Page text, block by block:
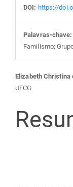
DOI: https://
Palavras-chave:
Familismo;
do
artigo
Elizabeth Christina
UFCG